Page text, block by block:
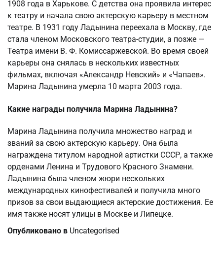
1908 года в Харькове. С детства она проявила интерес
к театру и начала свою актерскую карьеру в местном
театре. В 1931 году Ладынина переехала в Москву, где
стала членом Московского театра-студии, а позже —
Театра имени В. Ф. Комиссаржевской. Во время своей
карьеры она снялась в нескольких известных
фильмах, включая «Александр Невский» и «Чапаев».
Марина Ладынина умерла 10 марта 2003 года.
Какие награды получила Марина Ладынина?
Марина Ладынина получила множество наград и
званий за свою актерскую карьеру. Она была
награждена титулом народной артистки СССР, а также
орденами Ленина и Трудового Красного Знамени.
Ладынина была членом жюри нескольких
международных кинофестивалей и получила много
призов за свои выдающиеся актерские достижения. Ее
имя также носят улицы в Москве и Липецке.
Опубликовано в Uncategorised